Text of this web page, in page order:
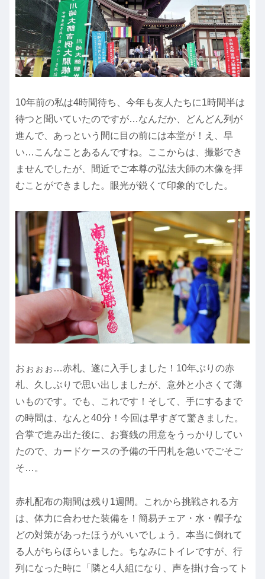
10年前の私は4時間待ち、今年も友人たちに1時間半は
待つと聞いていたのですが…なんだか、どんどん列が
進んで、あっという間に目の前には本堂が！え、早
い…こんなことあるんですね。ここからは、撮影でき
ませんでしたが、間近でご本尊の弘法大師の木像を拝
むことができました。眼光が鋭くて印象的でした。
おぉぉぉ…赤札、遂に入手しました！10年ぶりの赤
札、久しぶりで思い出しましたが、意外と小さくて薄
いものです。でも、これです！そして、手にするまで
の時間は、なんと40分！今回は早すぎて驚きました。
合掌で進み出た後に、お賽銭の用意をうっかりしてい
たので、カードケースの予備の千円札を急いでごそご
そ…。
赤札配布の期間は残り1週間。これから挑戦される方
は、体力に合わせた装備を！簡易チェア・水・帽子な
どの対策があったほうがいいでしょう。本当に倒れて
る人がちらほらいました。ちなみにトイレですが、行
列になった時に「隣と4人組になり、声を掛け合ってト